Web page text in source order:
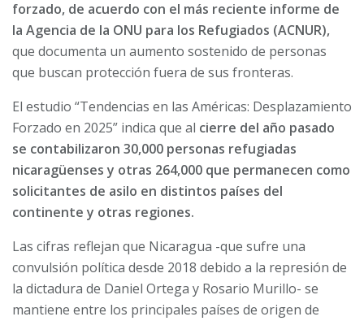
forzado, de acuerdo con el más reciente informe de
la Agencia de la ONU para los Refugiados (ACNUR),
que documenta un aumento sostenido de personas
que buscan protección fuera de sus fronteras.
El estudio “Tendencias en las Américas: Desplazamiento
Forzado en 2025” indica que al cierre del año pasado
se contabilizaron 30,000 personas refugiadas
nicaragüenses y otras 264,000 que permanecen como
solicitantes de asilo en distintos países del
continente y otras regiones.
Las cifras reflejan que Nicaragua -que sufre una
convulsión política desde 2018 debido a la represión de
la dictadura de Daniel Ortega y Rosario Murillo- se
mantiene entre los principales países de origen de